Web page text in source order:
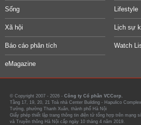
Sống Lifestyle
Xã hội Lịch sự
Báo cáo phân tích Watch
eMagazine
© Copyright 2007 - 2026 - Công ty Cổ phần VCCorp.
Tầng 17, 19, 20, 21 Toà nhà Center Building - Hapulico
Tưởng, phường Thanh Xuân, thành phố Hà Nội
Giấy phép thiết lập trang thông tin điện tử tổng hợp trên mạng
và Truyền thông Hà Nội cấp ngày 10 tháng 4 năm 2019.